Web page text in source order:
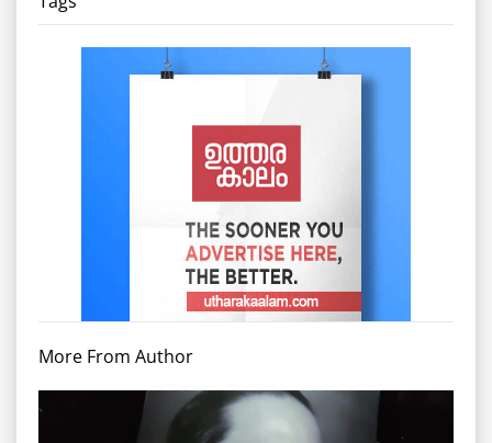
More From Author